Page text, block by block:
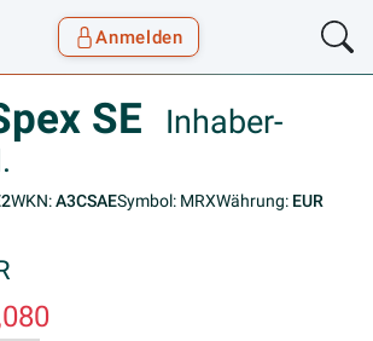
Anmelden
SE
Inhaber-
WKN:A3CSAESymbol: MRXWährung: EUR